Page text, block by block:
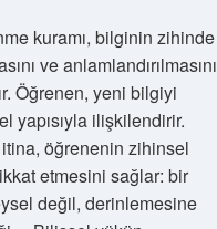
kuramı, bilginin zihinde
ve anlamlandırılmasını
Öğrenen, yeni bilgiyi
yapısıyla ilişkilendirir.
öğrenenin zihinsel
etmesini sağlar: bir
değil, derinlemesine